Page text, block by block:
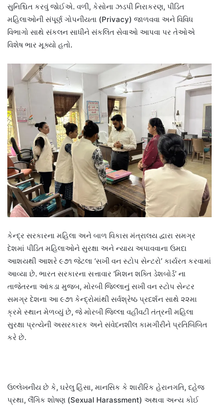
સુનિશ્ચિત કરવું જોઈએ. વળી, કેસોના ઝડપી નિરાકરણ, પીડિત
મહિલાઓની સંપૂર્ણ ગોપનીયતા (Privacy) જાળવવા અને વિવિધ
વિભાગો સાથે સંકલન સાધીને સંકલિત સેવાઓ આપવા પર તેઓએ
વિશેષ ભાર મૂક્યો હતો.
કેન્દ્ર સરકારના મહિલા અને બાળ વિકાસ મંત્રાલય દ્વારા સમગ્ર
દેશમાં પીડિત મહિલાઓને સુરક્ષા અને ન્યાય અપાવવાના ઉમદા
આશયથી આશરે ૯૭૧ જેટલા ‘સખી વન સ્ટોપ સેન્ટરો’ કાર્યરત કરવામાં
આવ્યા છે. ભારત સરકારના સત્તાવાર ‘મિશન શક્તિ ડેશબોર્ડ’ ના
તાજેતરના આંકડા મુજબ, મોરબી જિલ્લાનું સખી વન સ્ટોપ સેન્ટર
સમગ્ર દેશના આ ૯૭૧ કેન્દ્રોમાંથી સર્વશ્રેષ્ઠ પ્રદર્શન સાથે ૨૨મા
ક્રમે સ્થાન મેળવ્યું છે, જે મોરબી જિલ્લા વહીવટી તંત્રની મહિલા
સુરક્ષા પ્રત્યેની અસરકારક અને સંવેદનશીલ કામગીરીને પ્રતિબિંબિત
કરે છે.
ઉલ્લેખનીય છે કે, ઘરેલુ હિંસા, માનસિક કે શારીરિક હેરાનગતિ, દહેજ
પ્રથા, લૈંગિક શોષણ (Sexual Harassment) અથવા અન્ય કોઈ